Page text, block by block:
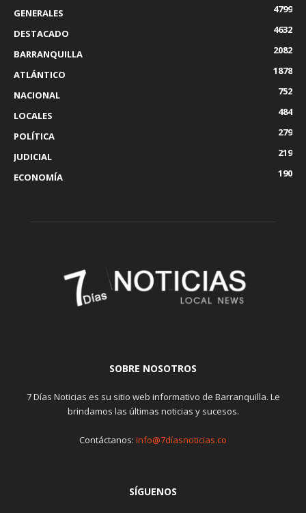
GENERALES
4799
DESTACADO
4632
BARRANQUILLA
2082
ATLÁNTICO
1878
NACIONAL
752
LOCALES
484
POLÍTICA
279
JUDICIAL
219
ECONOMÍA
190
SOBRE NOSOTROS
7 Días Noticias es su sitio web informativo de Barranquilla. Le
brindamos las últimas noticias y sucesos.
Contáctanos: info@7díasnoticias.co
SÍGUENOS